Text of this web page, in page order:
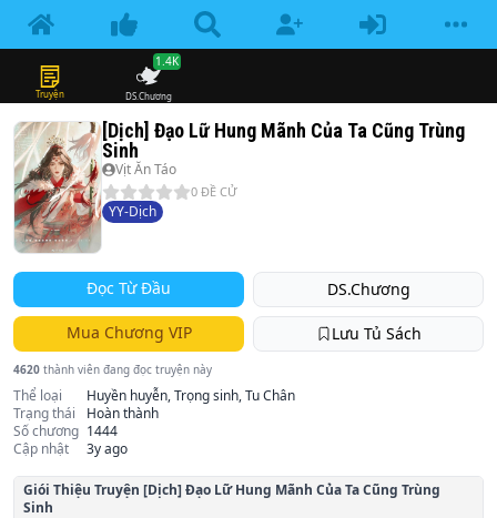
Truyện DS.Chương
1.4K
[Dịch] Đạo Lữ Hung Mãnh Của Ta Cũng Trùng
Sinh
Vịt Ăn Táo
0 ĐỀ CỬ
YY-Dịch
Đọc Từ Đầu DS.Chương
Mua Chương VIP Lưu Tủ Sách
4620 thành viên đang đọc truyện này
Thể loại
Huyền huyễn, Trọng sinh, Tu Chân
Trạng thái
Hoàn thành
Số chương 1444
Cập nhật
3y ago
Giói Thiệu Truyện [Dịch] Đạo Lữ Hung Mãnh Của Ta Cũng Trùng
Sinh